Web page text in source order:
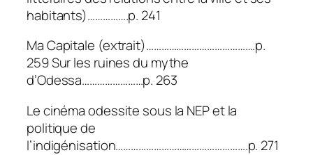
habitants)…………….p. 241
Ma Capitale (extrait)…………………………………….p.
259 Sur les ruines du mythe
d’Odessa……………………p. 263
Le cinéma odessite sous la NEP et la
politique de
l’indigénisation…………………………………………….p. 271